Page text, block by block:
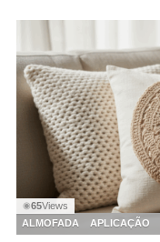
◉65Views
ALMOFADA
APLICAÇÃO